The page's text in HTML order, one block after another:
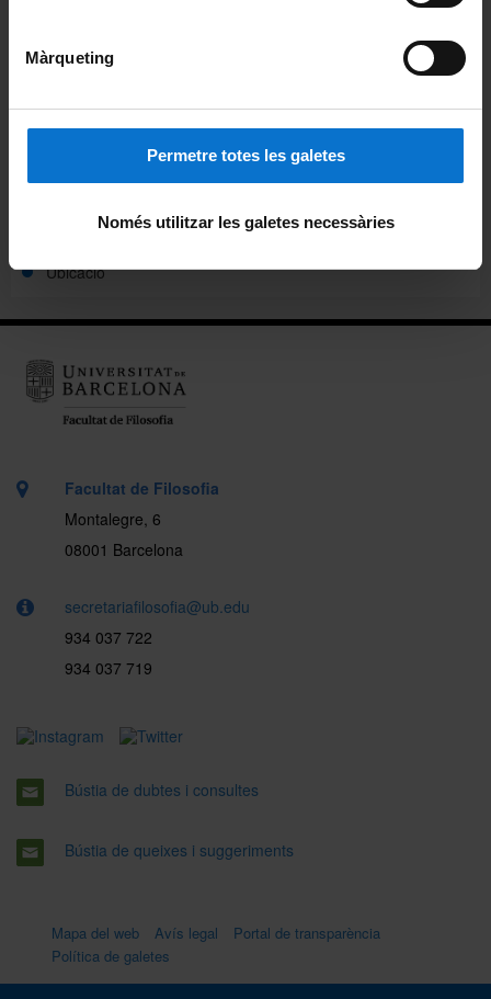
Màrqueting
Permetre totes les galetes
Només utilitzar les galetes necessàries
Pòdcast ἀκουστικός (akoustikós)
Carnet pels alumnes i personal de la Facultat
Ubicació
Facultat de Filosofia
Montalegre, 6
08001 Barcelona
secretariafilosofia@ub.edu
934 037 722
934 037 719
Bústia de dubtes i consultes
Bústia de queixes i suggeriments
Mapa del web Avís legal
Portal de transparència
Política de galetes